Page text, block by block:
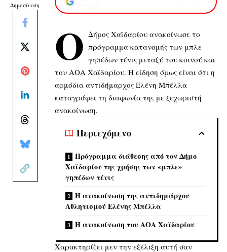
Δημοσίευση
Ο Δήμος Χαϊδαρίου ανακοίνωσε το
πρόγραμμα κατανομής των μπλε
γηπέδων τένις μεταξύ του κοινού και
του ΑΟΑ Χαϊδαρίου. Η είδηση όμως είναι ότι η
αρμόδια αντιδήμαρχος Ελένη Μπέλλα
καταγράφει τη διαφωνία της με ξεχωριστή
ανακοίνωση.
Περιεχόμενο
Πρόγραμμα διάθεσης από τον Δήμο
Χαϊδαρίου της χρήσης των «μπλε»
γηπέδων τένις
Η ανακοίνωση της αντιδημάρχου
Αθλητισμού Ελένης Μπέλλα
Η ανακοίνωση του ΑΟΑ Χαϊδαρίου
Χαρακτηρίζει μεν την εξέλιξη αυτή σαν